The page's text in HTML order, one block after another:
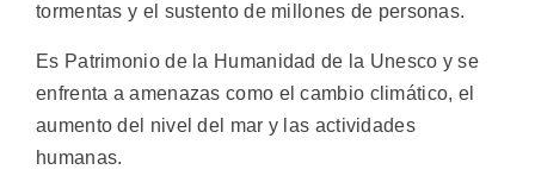
tormentas y el sustento de millones de personas.
Es Patrimonio de la Humanidad de la Unesco y se
enfrenta a amenazas como el cambio climático, el
aumento del nivel del mar y las actividades
humanas.